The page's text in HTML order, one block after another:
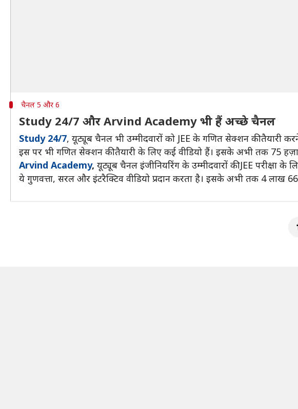
चैनल 5 और 6
Study 24/7 और Arvind Academy भी हैं अच्छे चैनल
Study 24/7, यूट्यूब चैनल भी उम्मीदवारों को JEE के गणित सेक्शन की तैयारी
इस पर भी गणित सेक्शन की तैयारी के लिए कई वीडियो हैं। इसके अभी तक 75
Arvind Academy, यूट्यूब चैनल इंजीनियरिंग के उम्मीदवारों की JEE परीक्षा
ये गुणवत्ता, सरल और इंटरैक्टिव वीडियो प्रदान करता है। इसके अभी तक 4 लाख 66